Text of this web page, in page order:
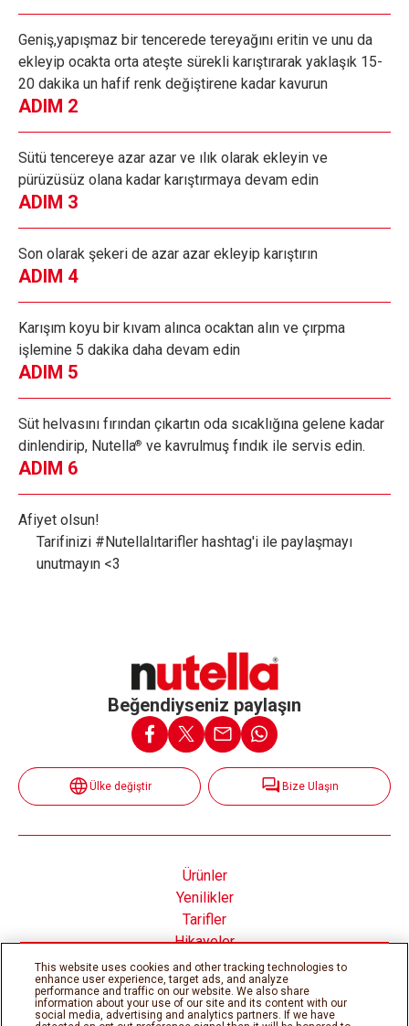
Geniş,yapışmaz bir tencerede tereyağını eritin ve unu da
ekleyip ocakta orta ateşte sürekli karıştırarak yaklaşık 15-
20 dakika un hafif renk değiştirene kadar kavurun
ADIM 2
Sütü tencereye azar azar ve ılık olarak ekleyin ve
pürüzüsüz olana kadar karıştırmaya devam edin
ADIM 3
Son olarak şekeri de azar azar ekleyip karıştırın
ADIM 4
Karışım koyu bir kıvam alınca ocaktan alın ve çırpma
işlemine 5 dakika daha devam edin
ADIM 5
Süt helvasını fırından çıkartın oda sıcaklığına gelene kadar
dinlendirip, Nutella® ve kavrulmuş fındık ile servis edin.
ADIM 6
Afiyet olsun!
Tarifinizi #Nutellalıtarifler hashtag'i ile paylaşmayı
unutmayın <3
Beğendiyseniz paylaşın
Ülke değiştir Bize Ulaşın
Ürünler
Yenilikler
Tarifler
Hikayeler
Nutella® nın İçinde
This website uses cookies and other tracking technologies to
enhance user experience, target ads, and analyze
performance and traffic on our website. We also share
information about your use of our site and its content with our
social media, advertising and analytics partners. If we have